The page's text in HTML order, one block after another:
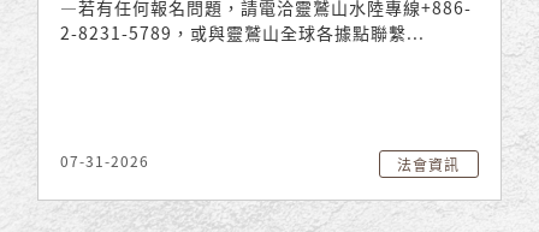
—若有任何報名問題，請電洽靈鷲山水陸專線+886-
2-8231-5789，或與靈鷲山全球各據點聯繫...
07-31-2026 法會資訊